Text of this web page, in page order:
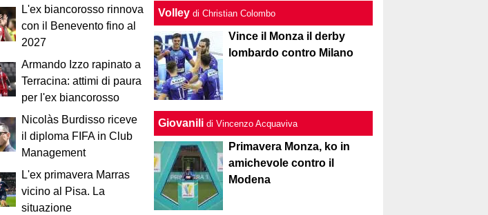
L'ex biancorosso rinnova
con il Benevento fino al
2027
Armando Izzo rapinato a
Terracina: attimi di paura
per l'ex biancorosso
Nicolàs Burdisso riceve
il diploma FIFA in Club
Management
L'ex primavera Marras
vicino al Pisa. La
situazione
Volley di Christian Colombo
Vince il Monza il derby
lombardo contro Milano
Giovanili di Vincenzo Acquaviva
Primavera Monza, ko in
amichevole contro il
Modena